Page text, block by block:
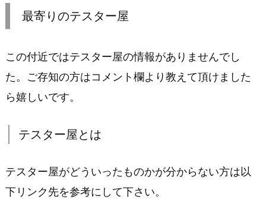
最寄りのテスター屋
この付近ではテスター屋の情報がありませんでし
た。ご存知の方はコメント欄より教えて頂けました
ら嬉しいです。
テスター屋とは
テスター屋がどういったものかが分からない方は以
下リンク先を参考にして下さい。